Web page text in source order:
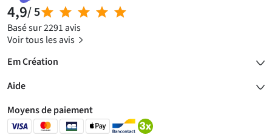
4,9/ 5
Basé sur 2291 avis
Voir tous les avis
Em Création
Aide
Moyens de paiement